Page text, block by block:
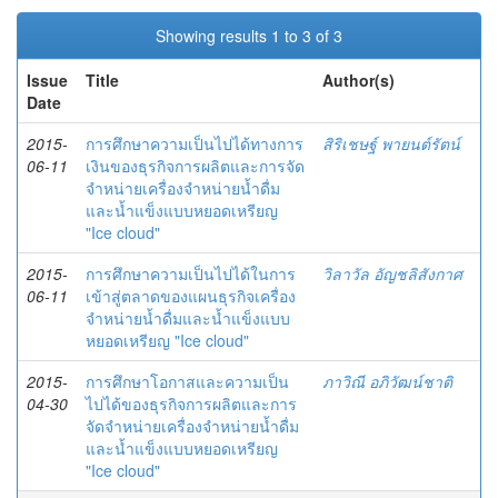
Showing results 1 to 3 of 3
Issue
Date
Title Author(s)
2015-
06-11
การศึกษาความเป็นไปได้ทางการ
เงินของธุรกิจการผลิตและการจัด
จำหน่ายเครื่องจำหน่ายน้ำดื่ม
และน้ำแข็งแบบหยอดเหรียญ
"Ice cloud"
สิริเชษฐ์ พายนต์รัตน์
2015-
06-11
การศึกษาความเป็นไปได้ในการ
เข้าสู่ตลาดของแผนธุรกิจเครื่อง
จำหน่ายน้ำดื่มและน้ำแข็งแบบ
หยอดเหรียญ "Ice cloud"
วิลาวัล อัญชลิสังกาศ
2015-
04-30
การศึกษาโอกาสและความเป็น
ไปได้ของธุรกิจการผลิตและการ
จัดจำหน่ายเครื่องจำหน่ายน้ำดื่ม
และน้ำแข็งแบบหยอดเหรียญ
"Ice cloud"
ภาวิณี อภิวัฒน์ชาติ